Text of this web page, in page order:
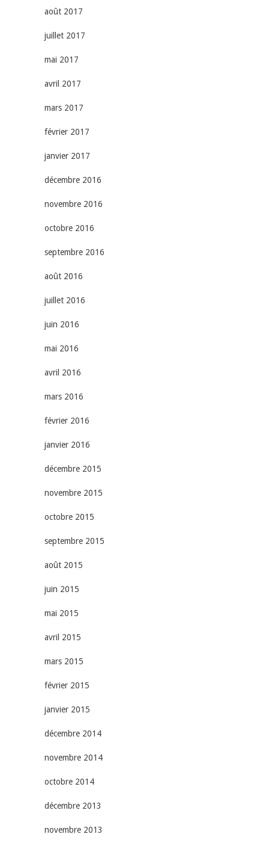
août 2017
juillet 2017
mai 2017
avril 2017
mars 2017
février 2017
janvier 2017
décembre 2016
novembre 2016
octobre 2016
septembre 2016
août 2016
juillet 2016
juin 2016
mai 2016
avril 2016
mars 2016
février 2016
janvier 2016
décembre 2015
novembre 2015
octobre 2015
septembre 2015
août 2015
juin 2015
mai 2015
avril 2015
mars 2015
février 2015
janvier 2015
décembre 2014
novembre 2014
octobre 2014
décembre 2013
novembre 2013